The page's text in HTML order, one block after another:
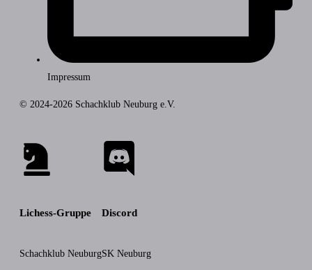
Impressum
© 2024-2026 Schachklub Neuburg e.V.
Lichess-Gruppe
Schachklub Neuburg
Discord
SK Neuburg